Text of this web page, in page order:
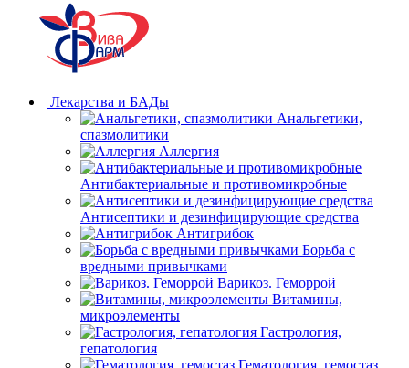
Лекарства и БАДы
Анальгетики,
спазмолитики
Аллергия
Антибактериальные и противомикробные
Антисептики и дезинфицирующие средства
Антигрибок
Борьба с
вредными привычками
Варикоз. Геморрой
Витамины,
микроэлементы
Гастрология,
гепатология
Гематология, гемостаз